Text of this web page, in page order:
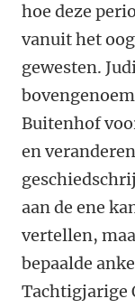
hoe deze
vanuit het
gewesten.
Buitenhof
en
aan de ene
vertellen,
bepaalde
Tachtigjarige